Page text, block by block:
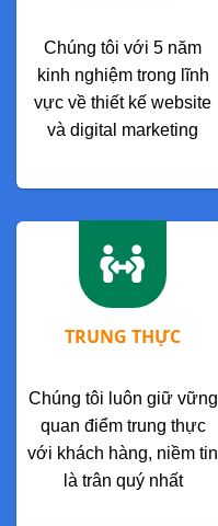
Chúng tôi với 5 năm
kinh nghiệm trong lĩnh
vực về thiết kế website
và digital marketing
TRUNG THỰC
Chúng tôi luôn giữ vững
quan điểm trung thực
với khách hàng, niềm tin
là trân quý nhất